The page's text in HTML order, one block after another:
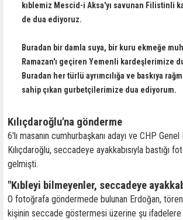
kıblemiz Mescid-i Aksa'yı savunan Filistinli
de dua ediyoruz.
Buradan bir damla suya, bir kuru ekmeğe
Ramazan'ı geçiren Yemenli kardeşlerimize
Buradan her türlü ayrımcılığa ve baskıya
sahip çıkan gurbetçilerimize dua ediyorum.
Kılıçdaroğlu'na gönderme
6'lı masanın cumhurbaşkanı adayı ve CHP Genel
Kılıçdaroğlu, seccadeye ayakkabısıyla bastığı
gelmişti.
"Kıbleyi bilmeyenler, seccadeye
O fotoğrafa göndermede bulunan Erdoğan, tören
kişinin seccade göstermesi üzerine şu